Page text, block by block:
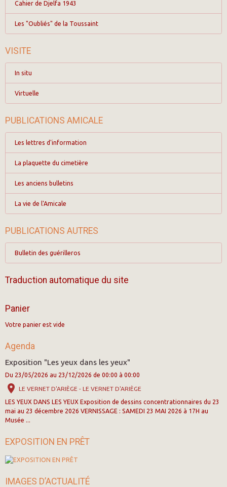
Cahier de Djelfa 1943
Les "Oubliés" de la Toussaint
VISITE
In situ
Virtuelle
PUBLICATIONS AMICALE
Les lettres d'information
La plaquette du cimetière
Les anciens bulletins
La vie de l'Amicale
PUBLICATIONS AUTRES
Bulletin des guérilleros
Traduction automatique du site
Panier
Votre panier est vide
Agenda
Exposition "Les yeux dans les yeux"
Du 23/05/2026 au 23/12/2026 de 00:00 à 00:00
LE VERNET D'ARIÈGE - LE VERNET D'ARIÈGE
LES YEUX DANS LES YEUX Exposition de dessins concentrationnaires du 23
mai au 23 décembre 2026 VERNISSAGE : SAMEDI 23 MAI 2026 à 17H au
Musée ...
EXPOSITION EN PRÊT
IMAGES D’ACTUALITÉ